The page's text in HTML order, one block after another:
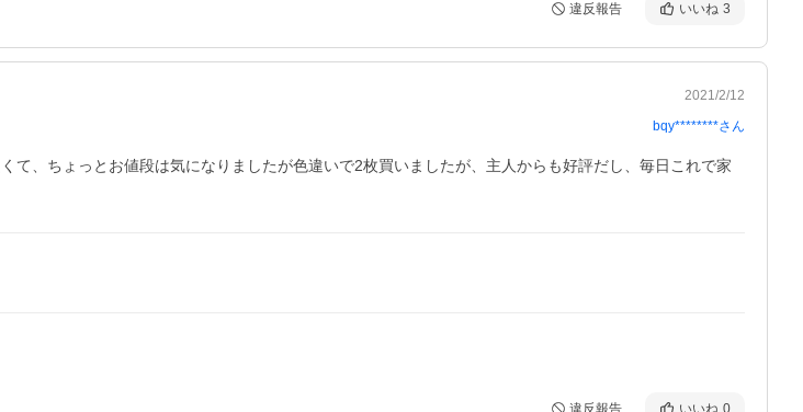
違反報告 いいね 3
2021/2/12
bqy********さん
、ちょっとお値段は気になりましたが色違いで2枚買いましたが、主人からも好評だし、毎日これで家
違反報告 いいね 0